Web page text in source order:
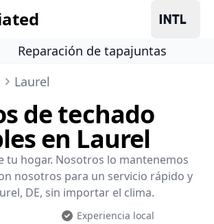
Reparación de tapajuntas
Laurel
de techado
en Laurel
tu hogar. Nosotros lo mantenemos
nosotros para un servicio rápido y
DE, sin importar el clima.
Experiencia local